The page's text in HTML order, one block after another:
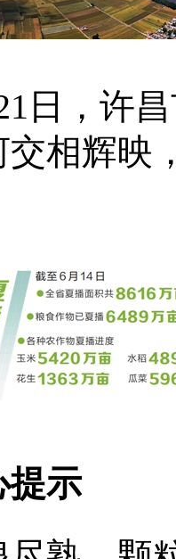
，许昌
交相辉映
提示